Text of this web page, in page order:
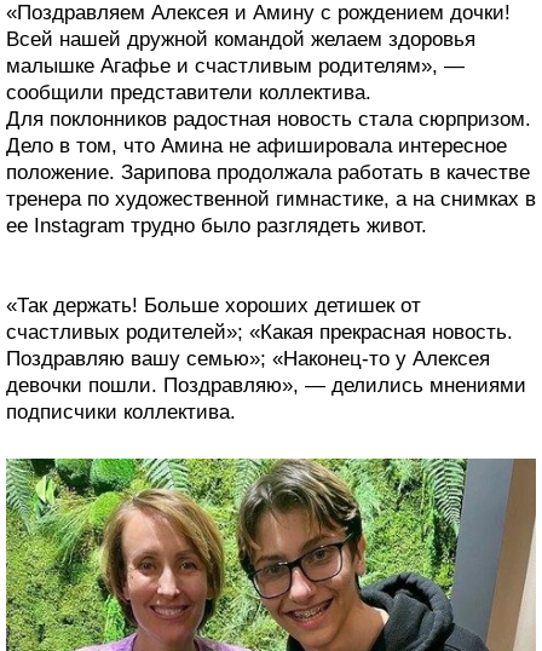
«Поздравляем Алексея и Амину с рождением дочки!
Всей нашей дружной командой желаем здоровья
малышке Агафье и счастливым родителям», —
сообщили представители коллектива.
Для поклонников радостная новость стала сюрпризом.
Дело в том, что Амина не афишировала интересное
положение. Зарипова продолжала работать в качестве
тренера по художественной гимнастике, а на снимках в
ее Instagram трудно было разглядеть живот.
«Так держать! Больше хороших детишек от
счастливых родителей»; «Какая прекрасная новость.
Поздравляю вашу семью»; «Наконец-то у Алексея
девочки пошли. Поздравляю», — делились мнениями
подписчики коллектива.